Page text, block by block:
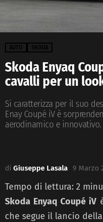
AUTO SKODA
Skoda Enyaq
cavalli per un
Si caratterizza per il suo
Enay Coupé iV è
aerodinamico e innovativo.
di Giuseppe Lasala 9 Marzo
Tempo di lettura: 2
Skoda Enyaq Coupé iV
che segue il lancio della